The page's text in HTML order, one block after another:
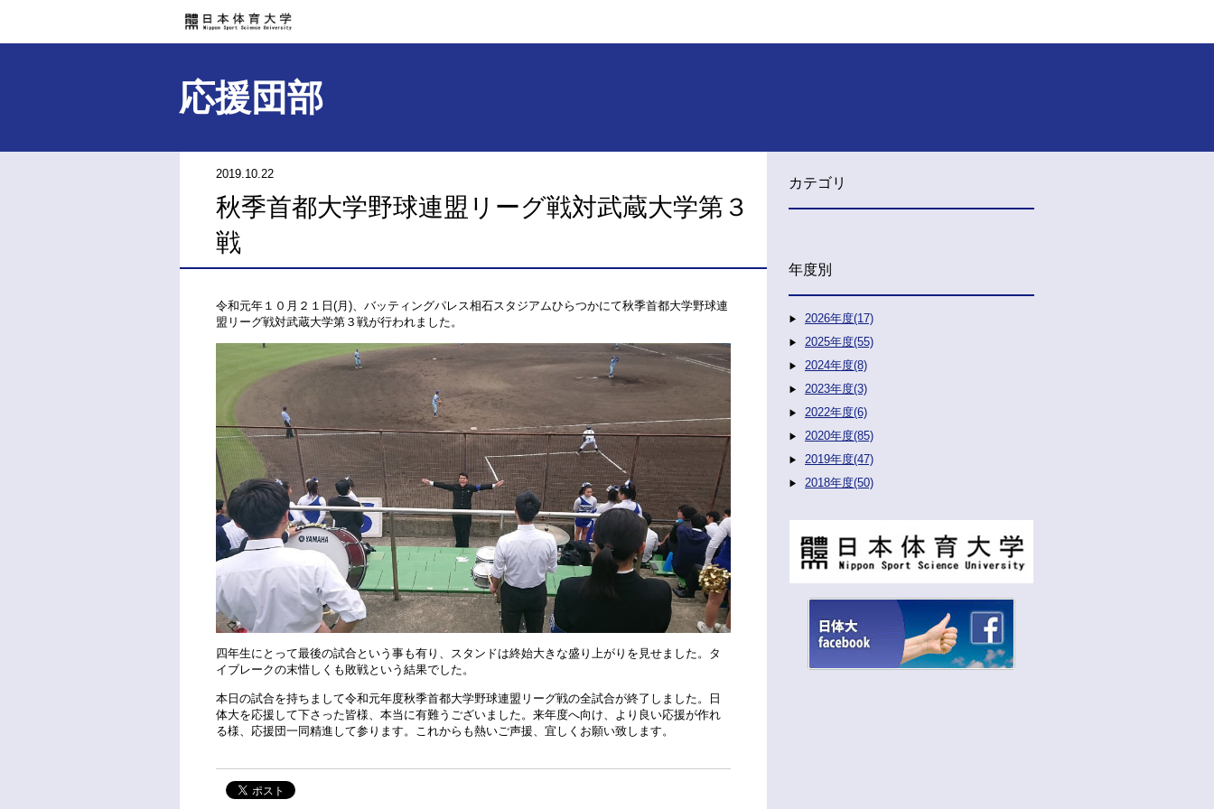
応援団部
2019.10.22
秋季首都大学野球連盟リーグ戦対武蔵大学第３
戦
令和元年１０月２１日(月)、バッティングパレス相石スタジアムひらつかにて秋季首都大学野球連
盟リーグ戦対武蔵大学第３戦が行われました。
四年生にとって最後の試合という事も有り、スタンドは終始大きな盛り上がりを見せました。タ
イブレークの末惜しくも敗戦という結果でした。
本日の試合を持ちまして令和元年度秋季首都大学野球連盟リーグ戦の全試合が終了しました。日
体大を応援して下さった皆様、本当に有難うございました。来年度へ向け、より良い応援が作れ
る様、応援団一同精進して参ります。これからも熱いご声援、宜しくお願い致します。
カテゴリ
年度別
2026年度(17)
2025年度(55)
2024年度(8)
2023年度(3)
2022年度(6)
2020年度(85)
2019年度(47)
2018年度(50)